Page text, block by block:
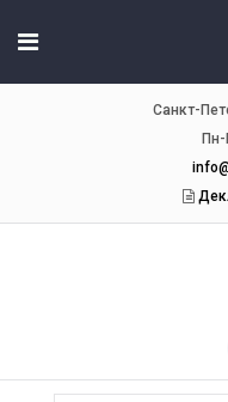
Санкт-
Пн-